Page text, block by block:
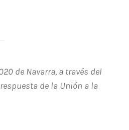
de Navarra, a través del
de la Unión a la